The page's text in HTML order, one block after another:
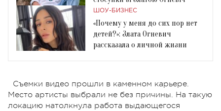
ШОУ-БИЗНЕС
«Почему у меня до сих пор нет
детей?»: Злата Огневич
рассказала о личной жизни
Съемки видео прошли в каменном карьере.
Место артисты выбрали не без причины. На такую
локацию натолкнула работа выдающегося